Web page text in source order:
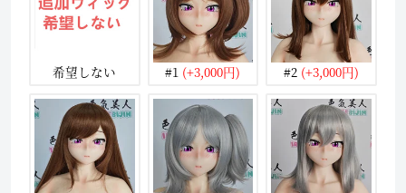
希望しない #1 (+3,000円) #2 (+3,000円)